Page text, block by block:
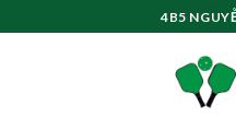
to
4B5